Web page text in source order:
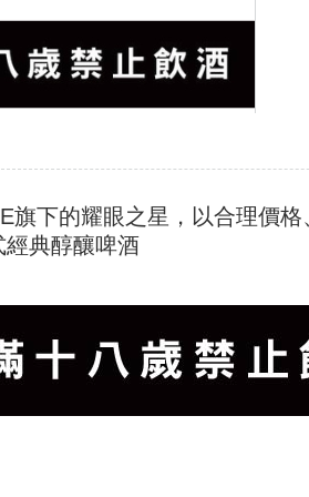
旗下的耀眼之星，以合理價格
典醇釀啤酒